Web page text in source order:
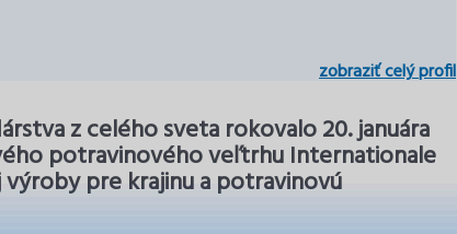
zobraziť celý profil
z celého sveta rokovalo 20. januára
potravinového veľtrhu Internationale
pre krajinu a potravinovú